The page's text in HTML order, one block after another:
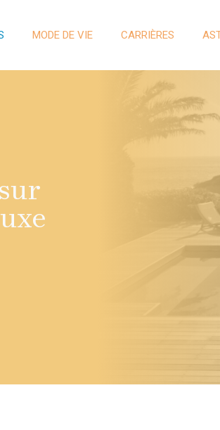
MODE DE VIE CARRIÈRES